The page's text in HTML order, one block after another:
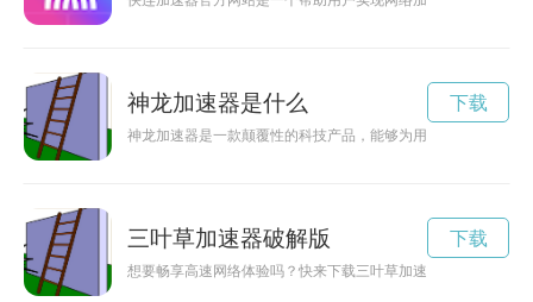
神龙加速器是什么
神龙加速器是一款颠覆性的科技产品，能够为用户提供高效的
下载
三叶草加速器破解版
想要畅享高速网络体验吗？快来下载三叶草加速器，让你的网
下载